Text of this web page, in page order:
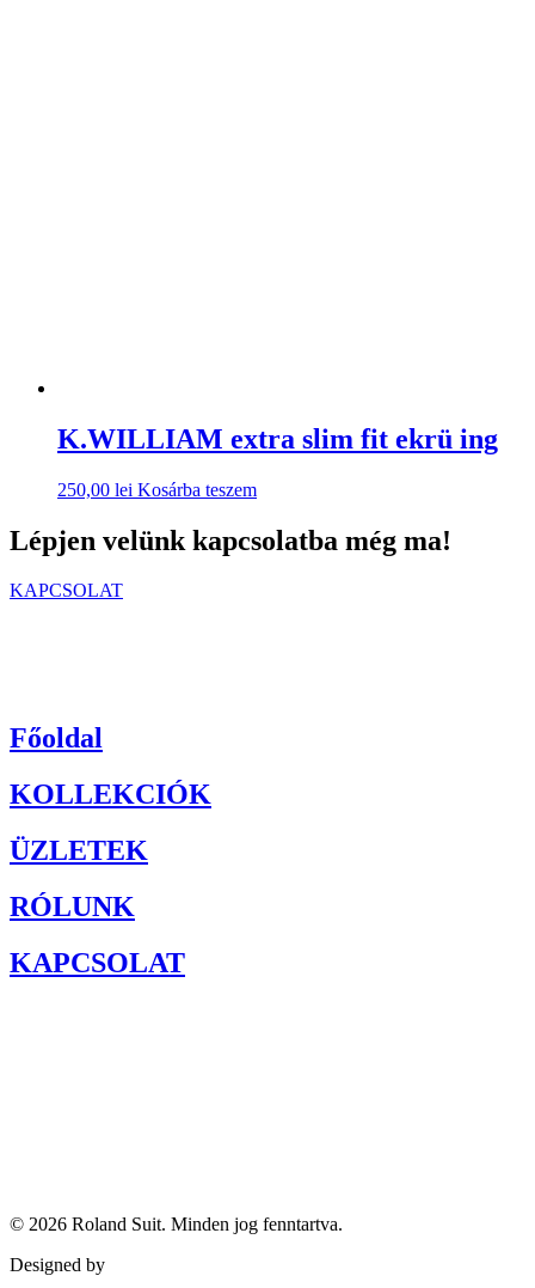
K.WILLIAM extra slim fit ekrü ing
250,00 lei Kosárba teszem
Lépjen velünk kapcsolatba még ma!
KAPCSOLAT
Főoldal
KOLLEKCIÓK
ÜZLETEK
RÓLUNK
KAPCSOLAT
© 2026 Roland Suit. Minden jog fenntartva.
Designed by